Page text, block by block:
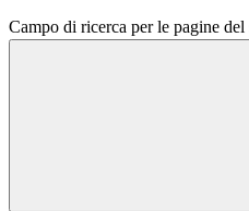
Campo di ricerca per le pagine del